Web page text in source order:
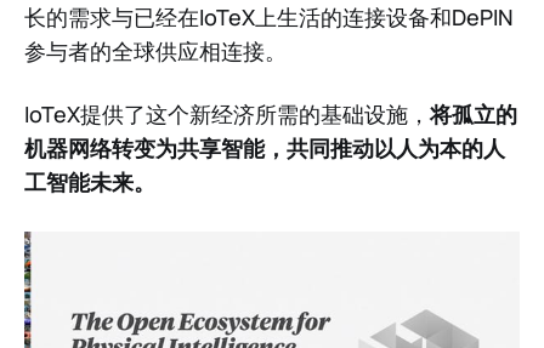
长的需求与已经在IoTeX上生活的连接设备和DePIN
参与者的全球供应相连接。
IoTeX提供了这个新经济所需的基础设施， 将孤立的
机器网络转变为共享智能，共同推动以人为本的人
工智能未来。